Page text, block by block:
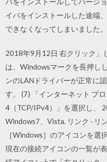
イバをインストールした途端
できなくなってしまいました。
2018年9月12日 右クリック」
は、Windowsマークを長押し
ンのLANドライバーが正常に
す。 (7) 「インターネット プ
4（TCP/IPv4）」を選択し、
Windows7、Vista. リンク · リ
［Windows］のアイコンを選
現在の接続アイコンの一覧が